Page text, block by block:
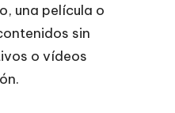
una película o
sin
o vídeos